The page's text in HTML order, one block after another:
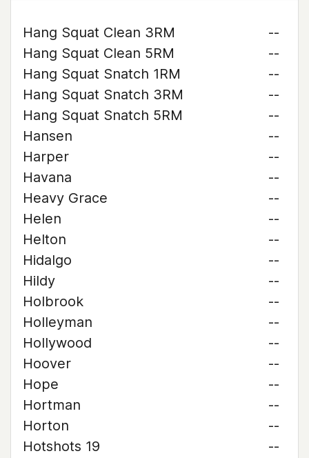
Hang Squat Clean 3RM
--
Hang Squat Clean 5RM
--
Hang Squat Snatch 1RM
--
Hang Squat Snatch 3RM
--
Hang Squat Snatch 5RM
--
Hansen
--
Harper
--
Havana
--
Heavy Grace
--
Helen
--
Helton
--
Hidalgo
--
Hildy
--
Holbrook
--
Holleyman
--
Hollywood
--
Hoover
--
Hope
--
Hortman
--
Horton
--
Hotshots 19
--